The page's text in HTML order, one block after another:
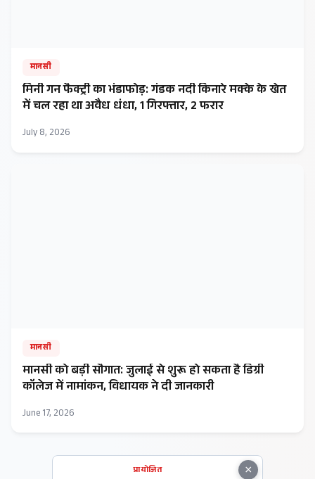
मानसी
मिनी गन फैक्ट्री का भंडाफोड़: गंडक नदी किनारे मक्के के खेत
में चल रहा था अवैध धंधा, 1 गिरफ्तार, 2 फरार
July 8, 2026
मानसी
मानसी को बड़ी सौगात: जुलाई से शुरू हो सकता है डिग्री
कॉलेज में नामांकन, विधायक ने दी जानकारी
June 17, 2026
×
प्रायोजित